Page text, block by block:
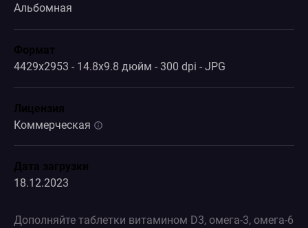
Альбомная
Формат
4429x2953 - 14.8x9.8 дюйм - 300 dpi - JPG
Лицензия
Коммерческая
Дата загрузки
18.12.2023
Дополняйте таблетки витамином D3, омега-3, омега-6